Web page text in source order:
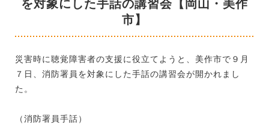
を対象にした手話の講習会【岡山・美作
市】
災害時に聴覚障害者の支援に役立てようと、美作市で９月
７日、消防署員を対象にした手話の講習会が開かれまし
た。
（消防署員手話）